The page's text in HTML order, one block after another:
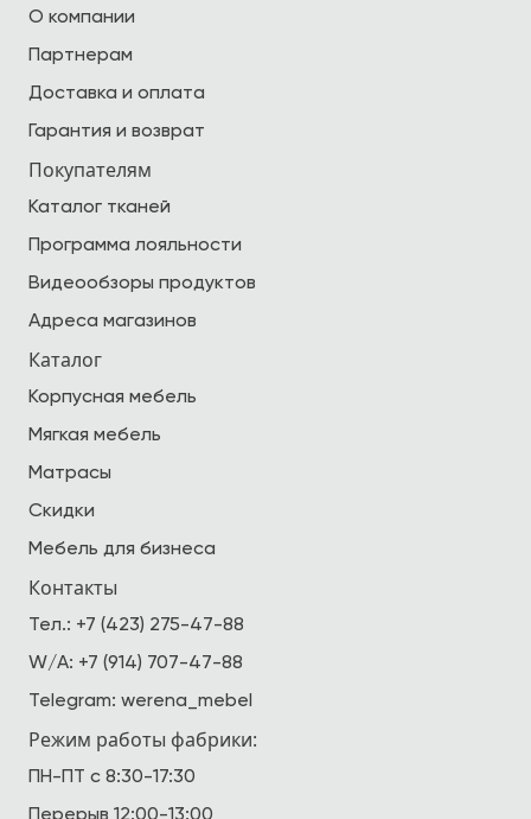
О компании
Партнерам
Доставка и оплата
Гарантия и возврат
Покупателям
Каталог тканей
Программа лояльности
Видеообзоры продуктов
Адреса магазинов
Каталог
Корпусная мебель
Мягкая мебель
Матрасы
Скидки
Мебель для бизнеса
Контакты
Тел.: +7 (423) 275-47-88
W/A: +7 (914) 707-47-88
Telegram: werena_mebel
Режим работы фабрики:
ПН-ПТ с 8:30-17:30